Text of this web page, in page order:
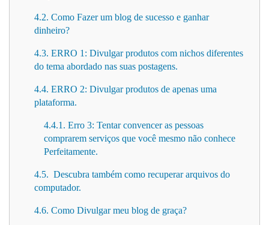
4.2. Como Fazer um blog de sucesso e ganhar
dinheiro?
4.3. ERRO 1: Divulgar produtos com nichos diferentes
do tema abordado nas suas postagens.
4.4. ERRO 2: Divulgar produtos de apenas uma
plataforma.
4.4.1. Erro 3: Tentar convencer as pessoas
comprarem serviços que você mesmo não conhece
Perfeitamente.
4.5. Descubra também como recuperar arquivos do
computador.
4.6. Como Divulgar meu blog de graça?